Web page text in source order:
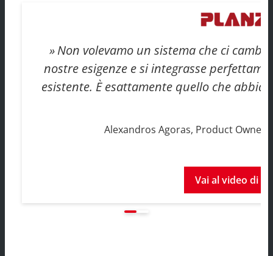
Non volevamo un sistema che ci
nostre esigenze e si integrasse
esistente. È esattamente quello che
Alexandros Agoras, Product Owner
Vai al video di